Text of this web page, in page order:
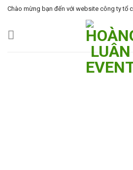
Skip
content
Chào mừng bạn đến với website công ty tổ